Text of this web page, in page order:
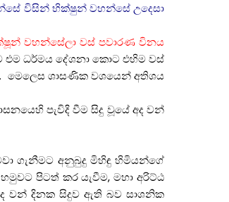
විසින් භික්ෂුන් වහන්සේඋදෙසා
වහන්සේලා වස්‌ පවාරණ විනය
එමධර්මයදේශනාකොටඑහිමවස්
. මෙලෙස ශාසණික වශයෙන් අතිශය
පැවිදි වීම සිදු වූයේ අද වන්
ගැනීමට අනුබුදු මිහිඳු හිමියන්ගේ
හමුවට පිටත් කර යැවීම,මහා අරිට්ඨ
වන් දිනක සිදුව ඇති බව සාශනික